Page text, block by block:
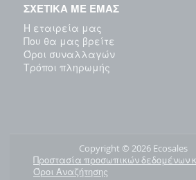
ΣΧΕΤΙΚΑ ΜΕ ΕΜΑΣ
Η εταιρεία μας
Που θα μας βρείτε
Όροι συναλλαγών
Τρόποι πληρωμής
Copyright © 2026 Ecosales
Προστασία προσωπικών δεδομένων
Όροι Αναζήτησης